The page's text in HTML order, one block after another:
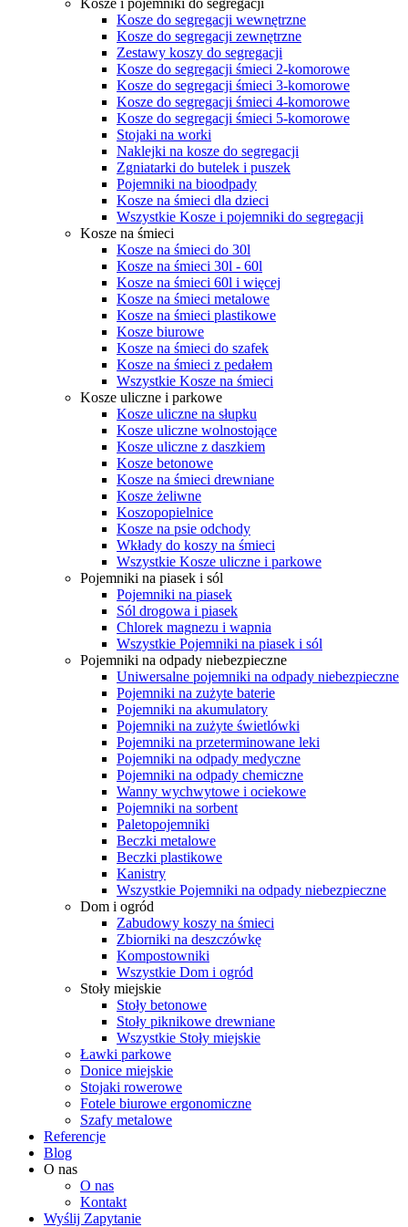
Kosze i pojemniki do segregacji
Kosze do segregacji wewnętrzne
Kosze do segregacji zewnętrzne
Zestawy koszy do segregacji
Kosze do segregacji śmieci 2-komorowe
Kosze do segregacji śmieci 3-komorowe
Kosze do segregacji śmieci 4-komorowe
Kosze do segregacji śmieci 5-komorowe
Stojaki na worki
Naklejki na kosze do segregacji
Zgniatarki do butelek i puszek
Pojemniki na bioodpady
Kosze na śmieci dla dzieci
Wszystkie Kosze i pojemniki do segregacji
Kosze na śmieci
Kosze na śmieci do 30l
Kosze na śmieci 30l - 60l
Kosze na śmieci 60l i więcej
Kosze na śmieci metalowe
Kosze na śmieci plastikowe
Kosze biurowe
Kosze na śmieci do szafek
Kosze na śmieci z pedałem
Wszystkie Kosze na śmieci
Kosze uliczne i parkowe
Kosze uliczne na słupku
Kosze uliczne wolnostojące
Kosze uliczne z daszkiem
Kosze betonowe
Kosze na śmieci drewniane
Kosze żeliwne
Koszopopielnice
Kosze na psie odchody
Wkłady do koszy na śmieci
Wszystkie Kosze uliczne i parkowe
Pojemniki na piasek i sól
Pojemniki na piasek
Sól drogowa i piasek
Chlorek magnezu i wapnia
Wszystkie Pojemniki na piasek i sól
Pojemniki na odpady niebezpieczne
Uniwersalne pojemniki na odpady niebezpieczne
Pojemniki na zużyte baterie
Pojemniki na akumulatory
Pojemniki na zużyte świetlówki
Pojemniki na przeterminowane leki
Pojemniki na odpady medyczne
Pojemniki na odpady chemiczne
Wanny wychwytowe i ociekowe
Pojemniki na sorbent
Paletopojemniki
Beczki metalowe
Beczki plastikowe
Kanistry
Wszystkie Pojemniki na odpady niebezpieczne
Dom i ogród
Zabudowy koszy na śmieci
Zbiorniki na deszczówkę
Kompostowniki
Wszystkie Dom i ogród
Stoły miejskie
Stoły betonowe
Stoły piknikowe drewniane
Wszystkie Stoły miejskie
Ławki parkowe
Donice miejskie
Stojaki rowerowe
Fotele biurowe ergonomiczne
Szafy metalowe
Referencje
Blog
O nas
O nas
Kontakt
Wyślij Zapytanie